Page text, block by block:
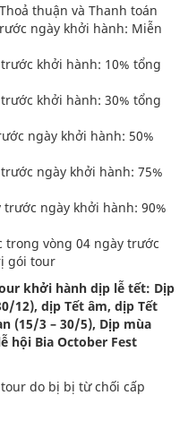
thuận và Thanh toán
ngày khởi hành: Miễn
khởi hành: 10% tổng
khởi hành: 30% tổng
ngày khởi hành: 50%
ngày khởi hành: 75%
ngày khởi hành: 90%
trong vòng 04 ngày trước
gói tour
khởi hành dịp lễ tết: Dịp
12), dịp Tết âm, dịp Tết
(15/3 – 30/5), Dịp mùa
hội Bia October Fest
do bị bị từ chối cấp